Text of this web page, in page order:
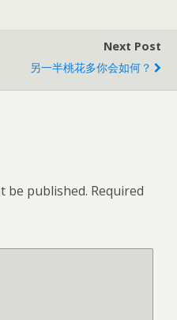
Next Post
另一半桃花多你会如何？
be published. Required